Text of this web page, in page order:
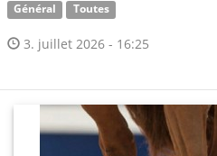
Général Toutes
3. juillet 2026 - 16:25